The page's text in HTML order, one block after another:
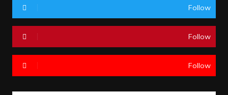
Follow
Follow
Follow